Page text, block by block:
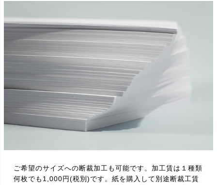
ご希望のサイズへの断裁加工も可能です。加工賃は１種類
何枚でも1,000円(税別)です。紙を購入して別途断裁工賃